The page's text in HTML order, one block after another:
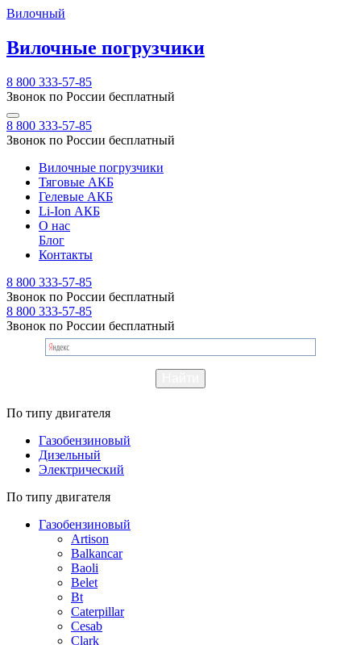
Вилочный
Вилочные погрузчики
8 800 333-57-85
Звонок по России бесплатный
8 800 333-57-85
Звонок по России бесплатный
Вилочные погрузчики
Тяговые АКБ
Гелевые АКБ
Li-Ion АКБ
О нас
Блог
Контакты
8 800 333-57-85
Звонок по России бесплатный
8 800 333-57-85
Звонок по России бесплатный
По типу двигателя
Газобензиновый
Дизельный
Электрический
По типу двигателя
Газобензиновый
Artison
Balkancar
Baoli
Belet
Bt
Caterpillar
Cesab
Clark